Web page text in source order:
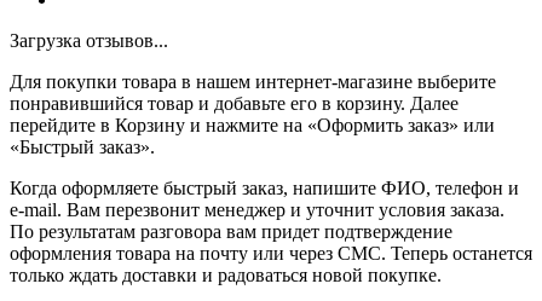
Загрузка отзывов...
Для покупки товара в нашем интернет-магазине выберите
понравившийся товар и добавьте его в корзину. Далее
перейдите в Корзину и нажмите на «Оформить заказ» или
«Быстрый заказ».
Когда оформляете быстрый заказ, напишите ФИО, телефон и
e-mail. Вам перезвонит менеджер и уточнит условия заказа.
По результатам разговора вам придет подтверждение
оформления товара на почту или через СМС. Теперь останется
только ждать доставки и радоваться новой покупке.